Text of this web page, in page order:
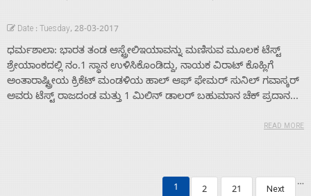
Date : Tuesday, 28-03-2017
ಧರ್ಮಶಾಲಾ: ಭಾರತ ತಂಡ ಆಸ್ಟ್ರೇಲಿಇಯಾವನ್ನು ಮಣಿಸುವ ಮೂಲಕ ಟೆಸ್ಟ್
ಶ್ರೇಯಾಂಕದಲ್ಲಿ ನಂ.1 ಸ್ಥಾನ ಉಳಿಸಿಕೊಂಡಿದ್ದು, ನಾಯಕ ವಿರಾಟ್ ಕೊಹ್ಲಿಗೆ
ಅಂತಾರಾಷ್ಟ್ರೀಯ ಕ್ರಿಕೆಟ್ ಮಂಡಳಿಯ ಹಾಲ್ ಆಫ್ ಫೇಮರ್ ಸುನಿಲ್ ಗವಾಸ್ಕರ್
ಅವರು ಟೆಸ್ಟ್ ರಾಜದಂಡ ಮತ್ತು 1 ಮಿಲಿನ್ ಡಾಲರ್ ಬಹುಮಾನ ಚೆಕ್ ಪ್ರದಾನ...
READ MORE
1 2
…
21 Next